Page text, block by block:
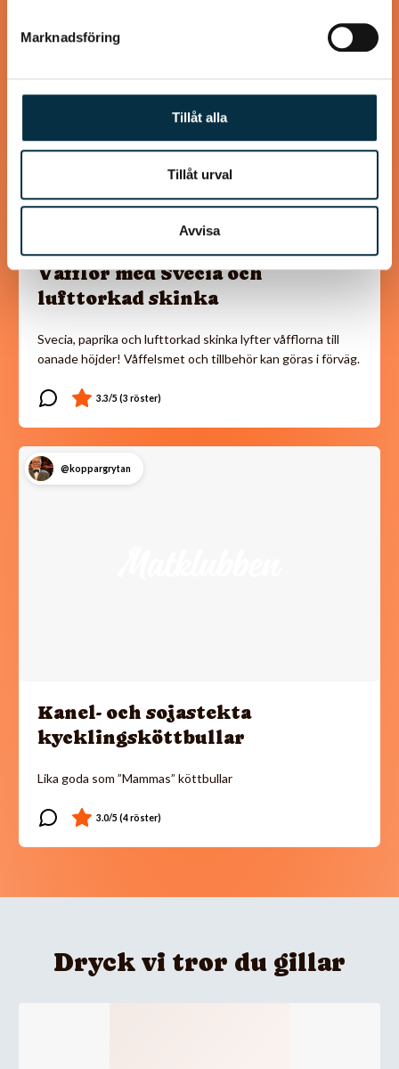
Marknadsföring
Tillåt alla
Tillåt urval
Avvisa
Våfflor med Svecia och
lufttorkad skinka
Svecia, paprika och lufttorkad skinka lyfter våfflorna till
oanade höjder! Våffelsmet och tillbehör kan göras i förväg.
@koppargrytan
Kanel- och sojastekta
kycklingsköttbullar
Lika goda som ”Mammas” köttbullar
Dryck vi tror du gillar